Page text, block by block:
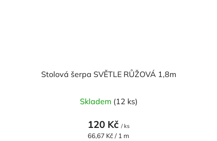
Stolová šerpa SVĚTLE RŮŽOVÁ 1,8m
Skladem (12 ks)
120 Kč / ks
Měrná
66,67 Kč / 1 m